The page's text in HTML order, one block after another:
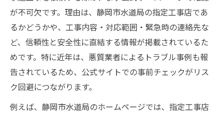
が不可欠です。理由は、静岡市水道局の指定工事店であ
るかどうかや、工事内容・対応範囲・緊急時の連絡先な
ど、信頼性と安全性に直結する情報が掲載されているた
めです。特に近年は、悪質業者によるトラブル事例も報
告されているため、公式サイトでの事前チェックがリス
ク回避につながります。
例えば、静岡市水道局のホームページでは、指定工事店